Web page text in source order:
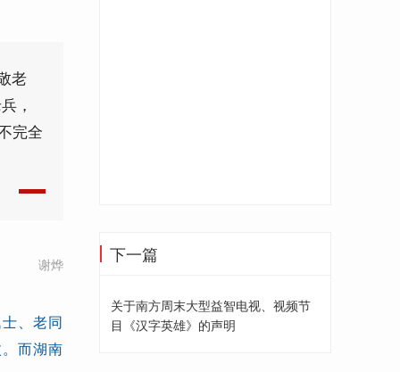
老
，
完全
谢烨
、老同
而湖南
下一篇
关于南方周末大型益智电视、视频节
目《汉字英雄》的声明